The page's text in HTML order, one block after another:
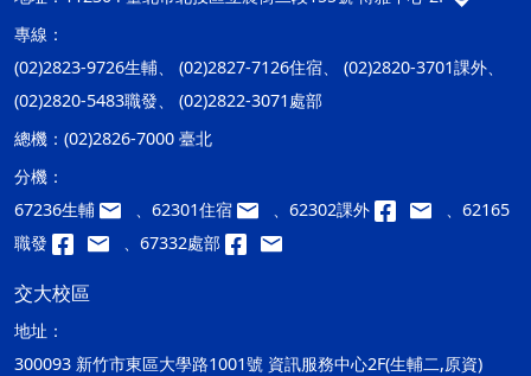
專線：
(02)2823-9726生輔、 (02)2827-7126住宿、 (02)2820-3701課外、
(02)2820-5483職發、 (02)2822-3071處部
總機： (02)2826-7000 臺北
分機：
67236生輔
、62301住宿 、62302課外
、62165
職發
、67332處部
交大校區
地址：
300093 新竹市東區大學路1001號 資訊服務中心2F(生輔二,原資)